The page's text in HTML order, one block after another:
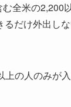
全米の2,200
だけ外出し
の人のみが